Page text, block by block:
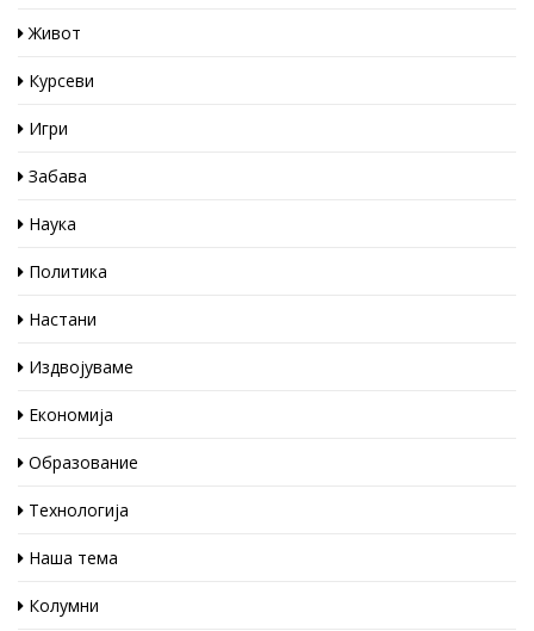
Живот
Курсеви
Игри
Забава
Наука
Политика
Настани
Издвојуваме
Економија
Образование
Технологија
Наша тема
Колумни